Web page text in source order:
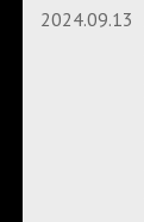
2024.09.13